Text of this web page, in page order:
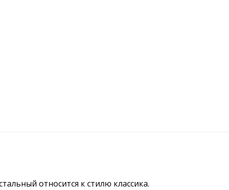
относится к стилю классика.